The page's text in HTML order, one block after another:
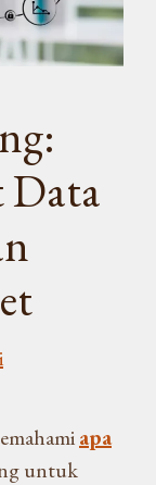
Data
apa
untuk